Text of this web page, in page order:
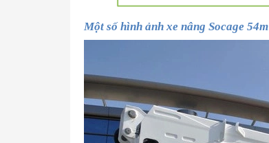
Một số hình ảnh xe nâng Socage 54m